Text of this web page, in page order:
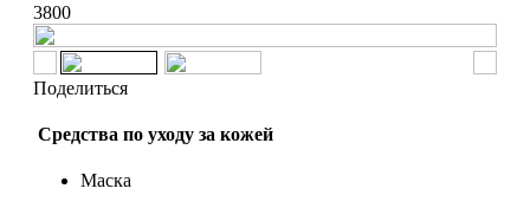
3800
Поделиться
Средства по уходу за кожей
Маска